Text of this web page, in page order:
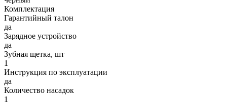
Комплектация
Гарантийный талон
да
Зарядное устройство
да
Зубная щетка, шт
1
Инструкция по эксплуатации
да
Количество насадок
1